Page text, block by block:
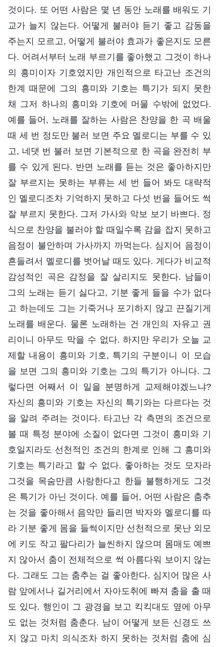
것이다. 또 어떤 사람은 몇 년 동안 노래를 배워도 기
교가 늘지 않는다. 어떻게 불러야 듣기 좋고 감동을
주는지 모르고, 어떻게 불러야 효과가 좋은지도 모른
다. 어려서부터 노래 부르기를 좋아했고 그것이 하나
의 흥미이자 기호였지만 개인적으로 타고난 조건의
한계 때문에 그의 흥미와 기호는 특기가 되지 못한
채 그저 하나의 흥미와 기호에 머물 수밖에 없었다.
예를 들어, 노래를 잘하는 사람은 찬양을 한 곡 배울
때 세 번 정도만 불러 보면 주요 멜로디는 부를 수 있
고, 네댓 번 불러 보면 기본적으로 한 곡을 완전히 부
를 수 있게 된다. 반면 노래를 듣는 것은 좋아하지만
잘 부르지는 못하는 부류는 세 번 들어 봐도 대략적
인 멜로디조차 기억하지 못하고 다섯 번을 들어도 썩
잘 부르지 못한다. 그저 가사와 악보 보기 바쁘다. 정
식으로 찬양을 불러야 할 때일수록 감을 잡지 못하고
음정이 불안하며 가사까지 까먹는다. 심지어 음정이
흔들려서 멜로디를 벗어날 때도 있다. 게다가 비교적
감성적인 곡은 감정을 잘 살리지도 못한다. 남들이
그의 노래는 듣기 싫다고, 기분 좋게 들을 수가 없다
고 하는데도 그는 기죽거나 포기하지 않고 끈질기게
노래를 배운다. 물론 노래하는 건 개인의 자유고 권
리이니 아무도 막을 수 없다. 하지만 우리가 오늘 교
제할 내용이 흥미와 기호, 특기의 구분이니 이 모습
을 보면 그의 흥미와 기호는 그의 특기가 아니다. 그
렇다면 어째서 이 일을 분명하게 교제해야겠느냐?
자신의 흥미와 기호는 자신의 특기와는 다르다는 것
을 알려 주려는 것이다. 타고난 각 측면의 조건으로
볼 때 특정 분야에 소질이 없다면 그것이 흥미와 기
호일지라도 선천적인 조건의 한계로 인해 그 흥미와
기호는 특기라고 할 수 없다. 좋아하는 것도 모자라
그것을 목숨만큼 사랑한다고 한들 불행하게도 그것
은 특기가 아닌 것이다. 예를 들어, 어떤 사람은 춤추
는 것을 좋아해서 음악만 들리면 박자와 멜로디를 따
라 기분 좋게 몸을 들썩이지만 선천적으로 못난 외모
에 키도 작고 팔다리가 늘씬하지 않으며 몸매도 예쁘
지 않아서 춤이 전체적으로 썩 아름다워 보이지 않는
다. 그래도 그는 춤추는 걸 좋아한다. 심지어 많은 사
람 앞에서나 길거리에서 자아도취에 빠져 춤을 출 때
도 있다. 행인이 그 광경을 보고 킥킥대도 옆에 아무
도 없는 것처럼 춤춘다. 남이 어떻게 보든 신경도 쓰
지 않고 마치 의식조차 하지 못하는 것처럼 춤에 심